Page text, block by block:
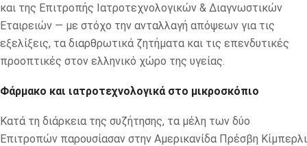
και της Επιτροπής Ιατροτεχνολογικών & Διαγνωστικών
Εταιρειών — με στόχο την ανταλλαγή απόψεων για τις
εξελίξεις, τα διαρθρωτικά ζητήματα και τις επενδυτικές
προοπτικές στον ελληνικό χώρο της υγείας.
Φάρμακο και ιατροτεχνολογικά στο μικροσκόπιο
Κατά τη διάρκεια της συζήτησης, τα μέλη των δύο
Επιτροπών παρουσίασαν στην Αμερικανίδα Πρέσβη Κίμπερλι